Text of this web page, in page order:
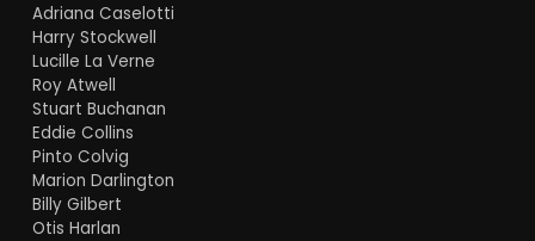
Adriana Caselotti
Harry Stockwell
Lucille La Verne
Roy Atwell
Stuart Buchanan
Eddie Collins
Pinto Colvig
Marion Darlington
Billy Gilbert
Otis Harlan